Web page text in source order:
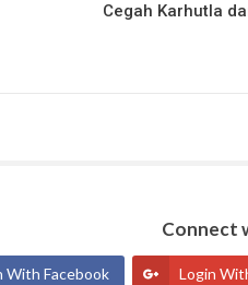
Cegah Karhutla
Connect
With Facebook Login